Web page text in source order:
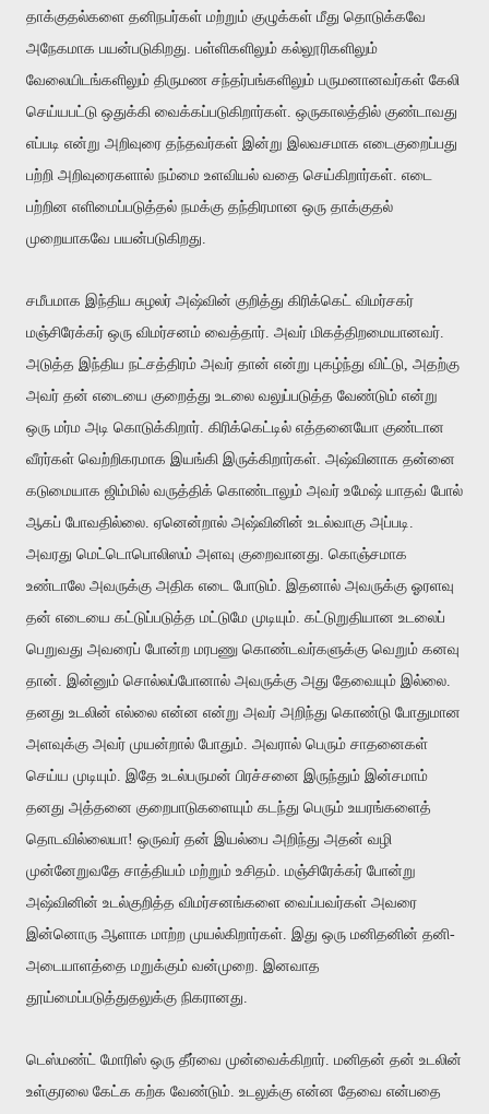
தாக்குதல்களை தனிநபர்கள் மற்றும் குழுக்கள் மீது தொடுக்கவே
அநேகமாக பயன்படுகிறது. பள்ளிகளிலும் கல்லூரிகளிலும்
வேலையிடங்களிலும் திருமண சந்தர்பங்களிலும் பருமனானவர்கள் கேலி
செய்யபட்டு ஒதுக்கி வைக்கப்படுகிறார்கள். ஒருகாலத்தில் குண்டாவது
எப்படி என்று அறிவுரை தந்தவர்கள் இன்று இலவசமாக எடைகுறைப்பது
பற்றி அறிவுரைகளால் நம்மை உளவியல் வதை செய்கிறார்கள். எடை
பற்றின எளிமைப்படுத்தல் நமக்கு தந்திரமான ஒரு தாக்குதல்
முறையாகவே பயன்படுகிறது.
சமீபமாக இந்திய சுழலர் அஷ்வின் குறித்து கிரிக்கெட் விமர்சகர்
மஞ்சிரேக்கர் ஒரு விமர்சனம் வைத்தார். அவர் மிகத்திறமையானவர்.
அடுத்த இந்திய நட்சத்திரம் அவர் தான் என்று புகழ்ந்து விட்டு, அதற்கு
அவர் தன் எடையை குறைத்து உடலை வலுப்படுத்த வேண்டும் என்று
ஒரு மர்ம அடி கொடுக்கிறார். கிரிக்கெட்டில் எத்தனையோ குண்டான
வீரர்கள் வெற்றிகரமாக இயங்கி இருக்கிறார்கள். அஷ்வினாக தன்னை
கடுமையாக ஜிம்மில் வருத்திக் கொண்டாலும் அவர் உமேஷ் யாதவ் போல்
ஆகப் போவதில்லை. ஏனென்றால் அஷ்வினின் உடல்வாகு அப்படி.
அவரது மெட்டொபொலிஸம் அளவு குறைவானது. கொஞ்சமாக
உண்டாலே அவருக்கு அதிக எடை போடும். இதனால் அவருக்கு ஓரளவு
தன் எடையை கட்டுப்படுத்த மட்டுமே முடியும். கட்டுறுதியான உடலைப்
பெறுவது அவரைப் போன்ற மரபணு கொண்டவர்களுக்கு வெறும் கனவு
தான். இன்னும் சொல்லப்போனால் அவருக்கு அது தேவையும் இல்லை.
தனது உடலின் எல்லை என்ன என்று அவர் அறிந்து கொண்டு போதுமான
அளவுக்கு அவர் முயன்றால் போதும். அவரால் பெரும் சாதனைகள்
செய்ய முடியும். இதே உடல்பருமன் பிரச்சனை இருந்தும் இன்சமாம்
தனது அத்தனை குறைபாடுகளையும் கடந்து பெரும் உயரங்களைத்
தொடவில்லையா! ஒருவர் தன் இயல்பை அறிந்து அதன் வழி
முன்னேறுவதே சாத்தியம் மற்றும் உசிதம். மஞ்சிரேக்கர் போன்று
அஷ்வினின் உடல்குறித்த விமர்சனங்களை வைப்பவர்கள் அவரை
இன்னொரு ஆளாக மாற்ற முயல்கிறார்கள். இது ஒரு மனிதனின் தனி-
அடையாளத்தை மறுக்கும் வன்முறை. இனவாத
தூய்மைப்படுத்துதலுக்கு நிகரானது.
டெஸ்மண்ட் மோரிஸ் ஒரு தீர்வை முன்வைக்கிறார். மனிதன் தன் உடலின்
உள்குரலை கேட்க கற்க வேண்டும். உடலுக்கு என்ன தேவை என்பதை